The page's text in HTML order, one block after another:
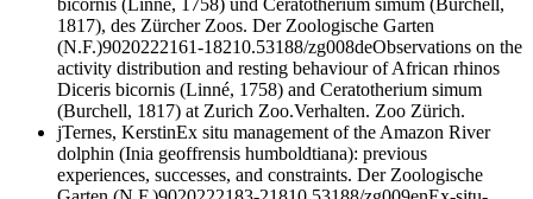
bicornis (Linné, 1758) und Ceratotherium simum (Burchell,
1817), des Zürcher Zoos. Der Zoologische Garten
(N.F.)9020222161-18210.53188/zg008deObservations on the
activity distribution and resting behaviour of African rhinos
Diceris bicornis (Linné, 1758) and Ceratotherium simum
(Burchell, 1817) at Zurich Zoo.Verhalten. Zoo Zürich.
jTernes, KerstinEx situ management of the Amazon River
dolphin (Inia geoffrensis humboldtiana): previous
experiences, successes, and constraints. Der Zoologische